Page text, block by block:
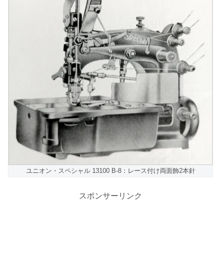
ユニオン・スペシャル 13100 B-8：レース付け両面飾2本針
スポンサーリンク